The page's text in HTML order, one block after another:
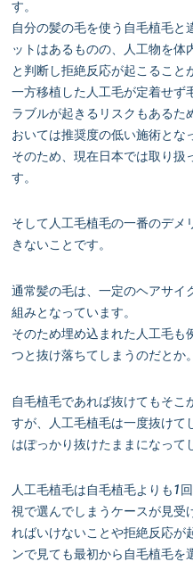
す。
自分の髪の毛を使う自毛植毛と
ットはあるものの、人工物を体
と判断し拒絶反応が起こること
一方移植した人工毛が定着せず
ラブルが起きるリスクもあるた
おいては推奨度の低い施術とな
そのため、現在日本では取り扱
す。
そして人工毛植毛の一番のデメ
きないことです。
通常髪の毛は、一定のヘアサイ
組みとなっています。
そのため埋め込まれた人工毛も
つと抜け落ちてしまうのだとか。
自毛植毛であれば抜けてもそ
すが、人工毛植毛は一度抜けて
はぽっかり抜けたままになって
人工毛植毛は自毛植毛よりも1
視で選んでしまうケースが見受
ればいけないことや拒絶反応が
ンで見ても最初から自毛植毛を